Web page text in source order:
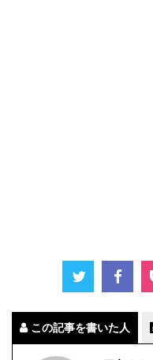
この記事を書いた人